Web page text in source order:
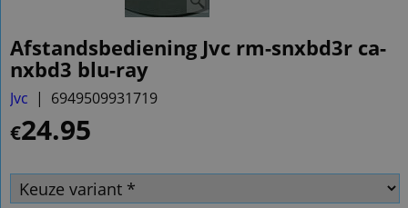
Afstandsbediening Jvc rm-snxbd3r ca-
nxbd3 blu-ray
Jvc 6949509931719
€24.95